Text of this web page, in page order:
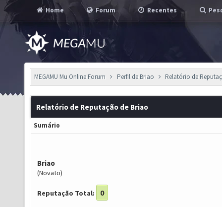
Home Forum Recentes
MEGAMU Mu Online Forum Perfil de Briao Relatório de
Relatório de Reputação de Briao
Sumário
Briao
(Novato)
Reputação Total: 0